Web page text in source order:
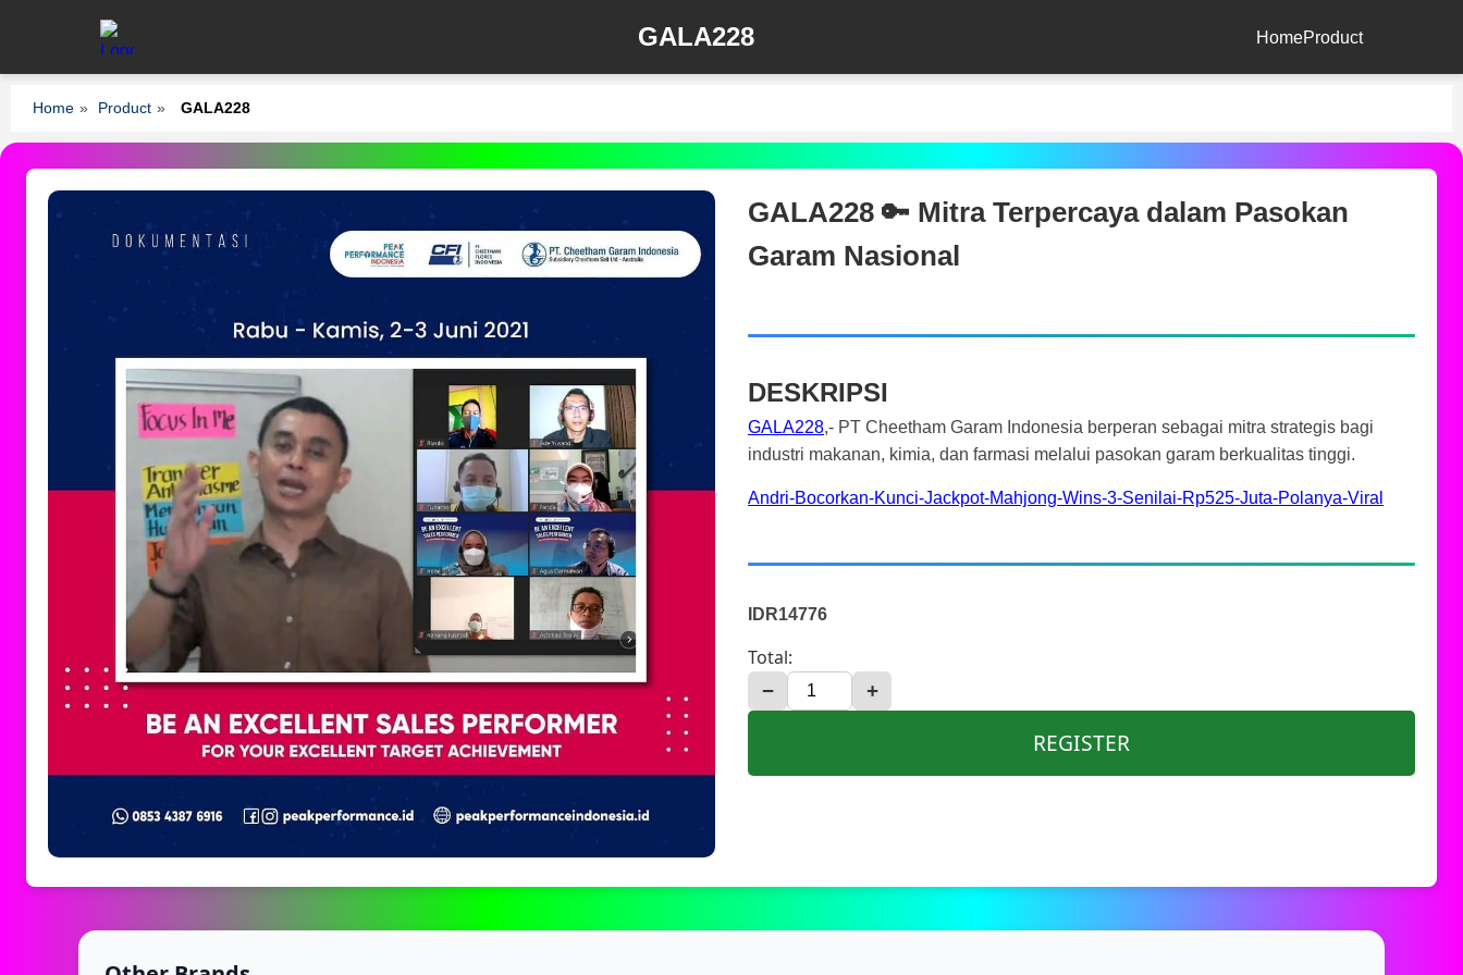
GALA228 HomeProduct
Home » Product » GALA228
GALA228 🔑 Mitra Terpercaya dalam Pasokan
Garam Nasional
DESKRIPSI
GALA228,- PT Cheetham Garam Indonesia berperan sebagai mitra strategis bagi
industri makanan, kimia, dan farmasi melalui pasokan garam berkualitas tinggi.
Andri-Bocorkan-Kunci-Jackpot-Mahjong-Wins-3-Senilai-Rp525-Juta-Polanya-Viral
IDR14776
Total:
− +
REGISTER